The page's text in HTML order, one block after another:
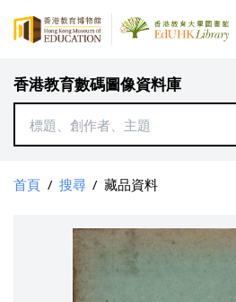
香港教育數碼圖像資料庫
首頁 / 搜尋 / 藏品資料